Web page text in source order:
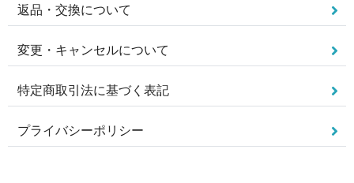
返品・交換について
変更・キャンセルについて
特定商取引法に基づく表記
プライバシーポリシー